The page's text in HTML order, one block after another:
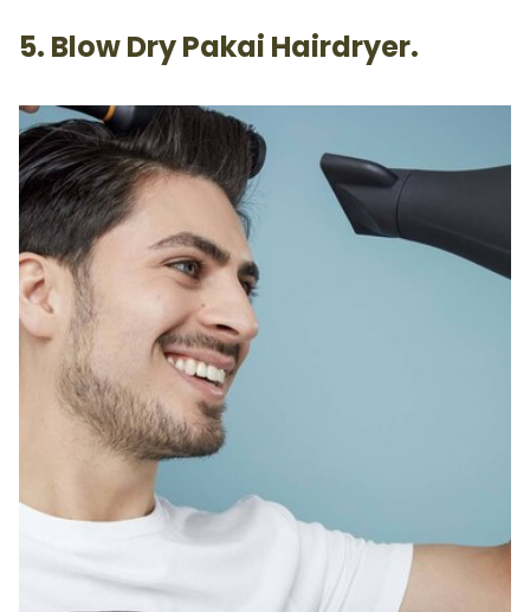
5. Blow Dry Pakai Hairdryer.